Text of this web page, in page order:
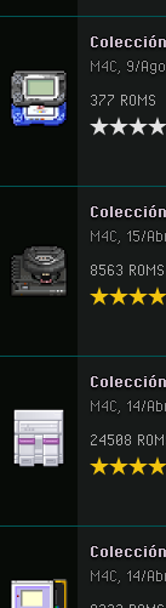
M4C 9/
377 ROMS
M4C 15/
8563 ROMS
M4C 14/
24508
M4C 14/